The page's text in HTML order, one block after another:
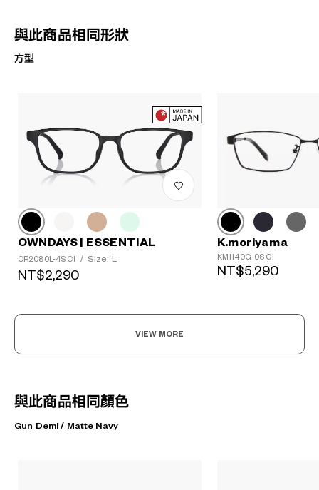
與此商品相同形狀
方型
OWNDAYS | ESSENTIAL
OR2080L-4S C1 / Size: L
NT$2,290
K.moriyama
KM1140G-0S C1
NT$5,290
VIEW MORE
與此商品相同顏色
Gun Demi / Matte Navy